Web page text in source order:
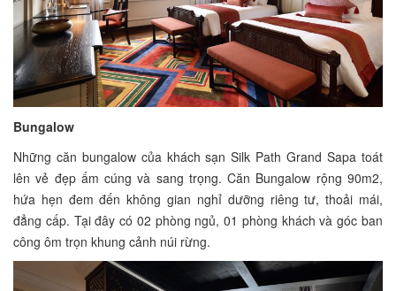
Bungalow
Những căn bungalow của khách sạn Silk Path Grand Sapa toát
lên vẻ đẹp ấm cúng và sang trọng. Căn Bungalow rộng 90m2,
hứa hẹn đem đến không gian nghỉ dưỡng riêng tư, thoải mái,
đẳng cấp. Tại đây có 02 phòng ngủ, 01 phòng khách và góc ban
công ôm trọn khung cảnh núi rừng.